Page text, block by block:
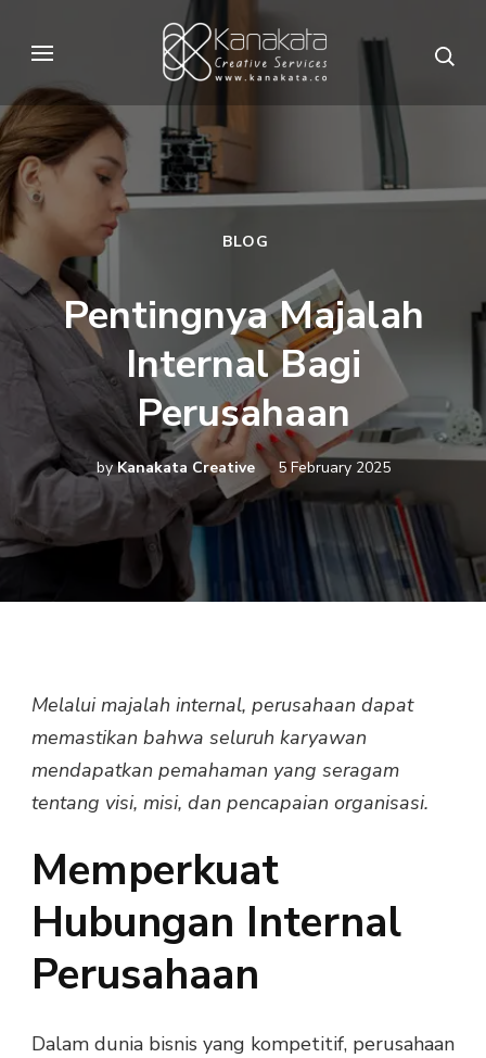
content
(Press
Enter)
Kanakata
Creative Services
BLOG
Pentingnya Majalah
Internal Bagi
Perusahaan
byKanakata Creative 5 February 2025
Melalui majalah internal, perusahaan dapat
memastikan bahwa seluruh karyawan
mendapatkan pemahaman yang seragam
tentang visi, misi, dan pencapaian organisasi.
Memperkuat
Hubungan Internal
Perusahaan
Dalam dunia bisnis yang kompetitif, perusahaan